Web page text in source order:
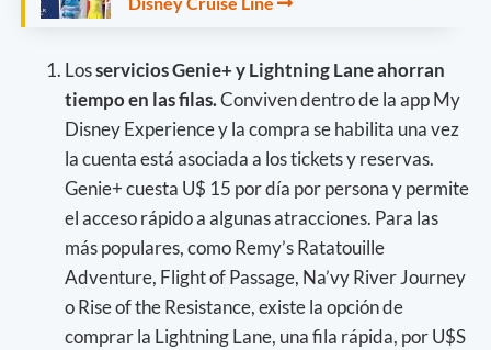
Losservicios Genie+ y Lightning Lane ahorran
tiempo en las filas.Conviven dentro de la app My
Disney Experience y la compra se habilita una vez
la cuenta está asociada a los tickets y reservas.
Genie+ cuesta U$ 15 por día por persona y permite
el acceso rápido a algunas atracciones. Para las
más populares, como Remy’s Ratatouille
Adventure, Flight of Passage, Na’vy River Journey
o Rise of the Resistance, existe la opción de
comprar la Lightning Lane, una fila rápida, por U$S